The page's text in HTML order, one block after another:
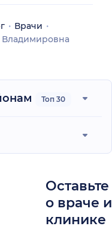
Врачи
Владимировна
Топ 30
о враче
клинике